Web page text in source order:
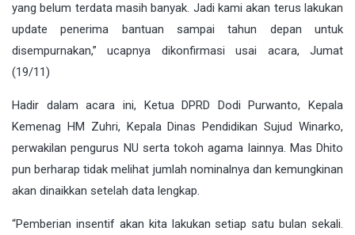
yang belum terdata masih banyak. Jadi kami akan terus lakukan
update penerima bantuan sampai tahun depan untuk
disempurnakan,” ucapnya dikonfirmasi usai acara, Jumat
(19/11)
Hadir dalam acara ini, Ketua DPRD Dodi Purwanto, Kepala
Kemenag HM Zuhri, Kepala Dinas Pendidikan Sujud Winarko,
perwakilan pengurus NU serta tokoh agama lainnya. Mas Dhito
pun berharap tidak melihat jumlah nominalnya dan kemungkinan
akan dinaikkan setelah data lengkap.
“Pemberian insentif akan kita lakukan setiap satu bulan sekali.